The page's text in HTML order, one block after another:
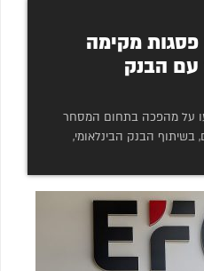
מקימה
עם הבנק
על מהפכה בתחום המסחר
בשיתוף הבנק הבינלאומי,